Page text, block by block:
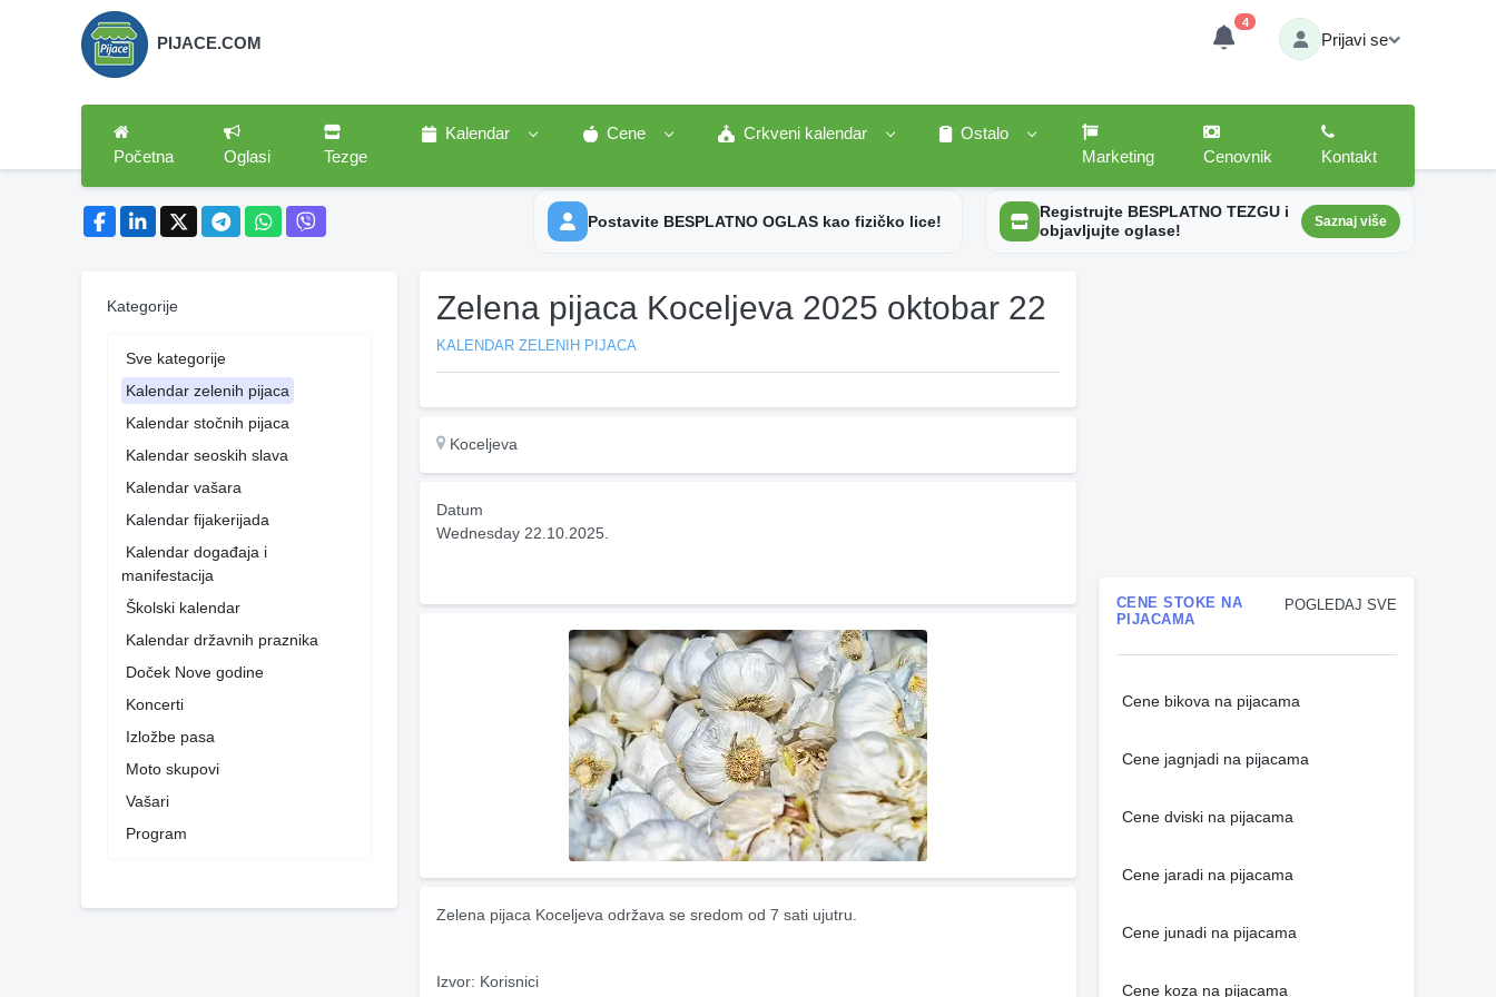
PIJACE.COM
4
Prijavi se
Početna Oglasi Tezge
Kalendar Cene Crkveni kalendar
Ostalo
Marketing
Cenovnik Kontakt
Postavite BESPLATNO OGLAS kao fizičko lice!
Registrujte BESPLATNO TEZGU i
objavljujte oglase!
Saznaj više
Kategorije
Sve kategorije
Kalendar zelenih pijaca
Kalendar stočnih pijaca
Kalendar seoskih slava
Kalendar vašara
Kalendar fijakerijada
Kalendar događaja i
manifestacija
Školski kalendar
Kalendar državnih praznika
Doček Nove godine
Koncerti
Izložbe pasa
Moto skupovi
Vašari
Program
Zelena pijaca Koceljeva 2025 oktobar 22
KALENDAR ZELENIH PIJACA
Koceljeva
Datum
Wednesday 22.10.2025.
Zelena pijaca Koceljeva održava se sredom od 7 sati ujutru.
Izvor: Korisnici
POGLEDAJ SVE
CENE STOKE NA
PIJACAMA
Cene bikova na pijacama
Cene jagnjadi na pijacama
Cene dviski na pijacama
Cene jaradi na pijacama
Cene junadi na pijacama
Cene koza na pijacama